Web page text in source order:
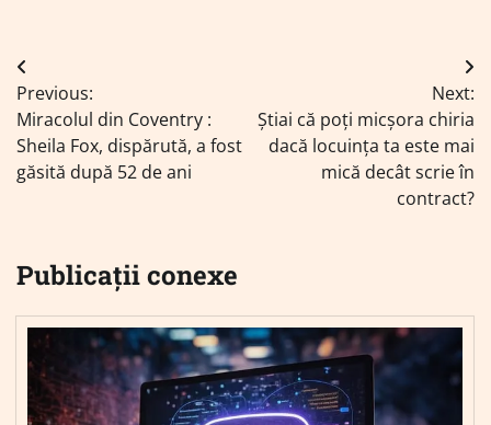
Navigare
în
articole
Previous:
Miracolul din Coventry :
Sheila Fox, dispărută, a fost
găsită după 52 de ani
Next:
Știai că poți micșora chiria
dacă locuința ta este mai
mică decât scrie în
contract?
Publicații conexe